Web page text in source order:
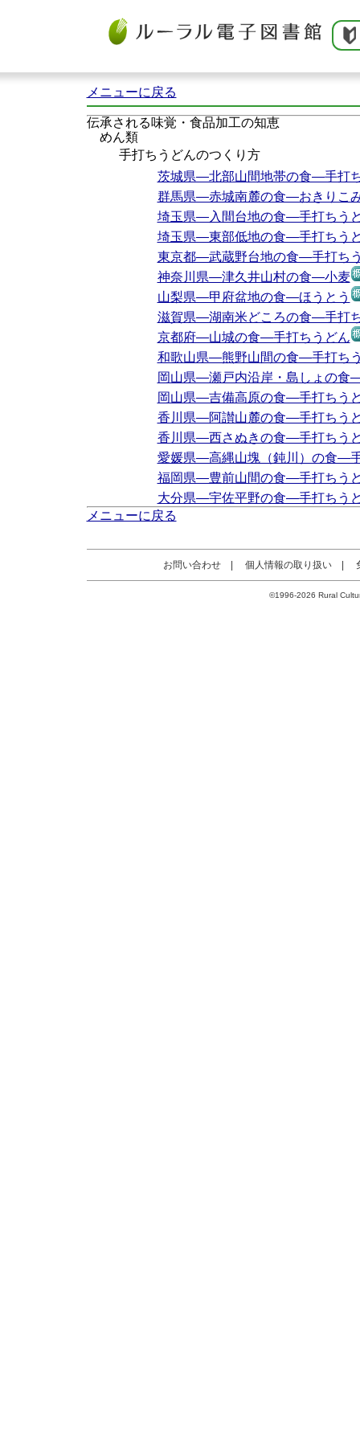
メニューに戻る
伝承される味覚・食品加工の知恵
めん類
手打ちうどんのつくり方
茨城県―北部山間地帯の食―手打
群馬県―赤城南麓の食―おきりこ
埼玉県―入間台地の食―手打ちう
埼玉県―東部低地の食―手打ちう
東京都―武蔵野台地の食―手打ち
神奈川県―津久井山村の食―小麦
山梨県―甲府盆地の食―ほうとう
滋賀県―湖南米どころの食―手打
京都府―山城の食―手打ちうどん
和歌山県―熊野山間の食―手打ち
岡山県―瀬戸内沿岸・島しょの食
岡山県―吉備高原の食―手打ちう
香川県―阿讃山麓の食―手打ちう
香川県―西さぬきの食―手打ちう
愛媛県―高縄山塊（鈍川）の食―
福岡県―豊前山間の食―手打ちう
大分県―宇佐平野の食―手打ちう
メニューに戻る
お問い合わせ 個人情報の取り扱い
©1996-2026 Rural